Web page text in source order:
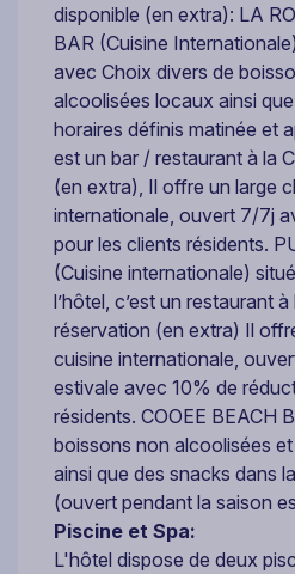
disponible (en extra): LA
BAR (Cuisine
avec Choix divers de
alcoolisées locaux ainsi
horaires définis matinée et
est un bar / restaurant à la
(en extra), Il offre un large
internationale, ouvert 7/7j
pour les clients résidents.
(Cuisine internationale)
l’hôtel, c’est un restaurant
réservation (en extra) Il
cuisine internationale,
estivale avec 10% de
résidents. COOEE BEACH
boissons non alcoolisées
ainsi que des snacks dans
(ouvert pendant la saison
Piscine et Spa:
L'hôtel dispose de deux